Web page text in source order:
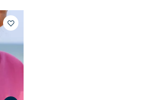
à
votre